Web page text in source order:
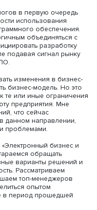
среды для
к их
жаловались
на отечественном
по отношению к
взгляд, стоит
доступа к средам
пути, поскольку
для зарубежного
аналогов в первую
использования
логичным
инициировать
подавая сигнал